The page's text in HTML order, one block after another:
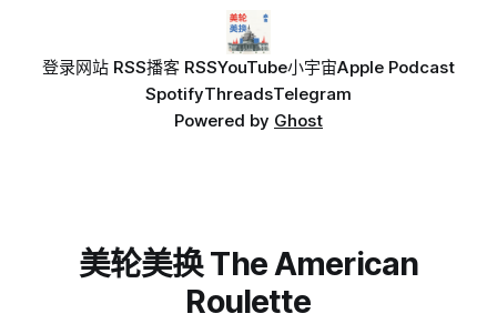
登录网站 RSS播客 RSSYouTube小宇宙Apple Podcast
SpotifyThreadsTelegram
Powered by Ghost
美轮美换 The American
Roulette